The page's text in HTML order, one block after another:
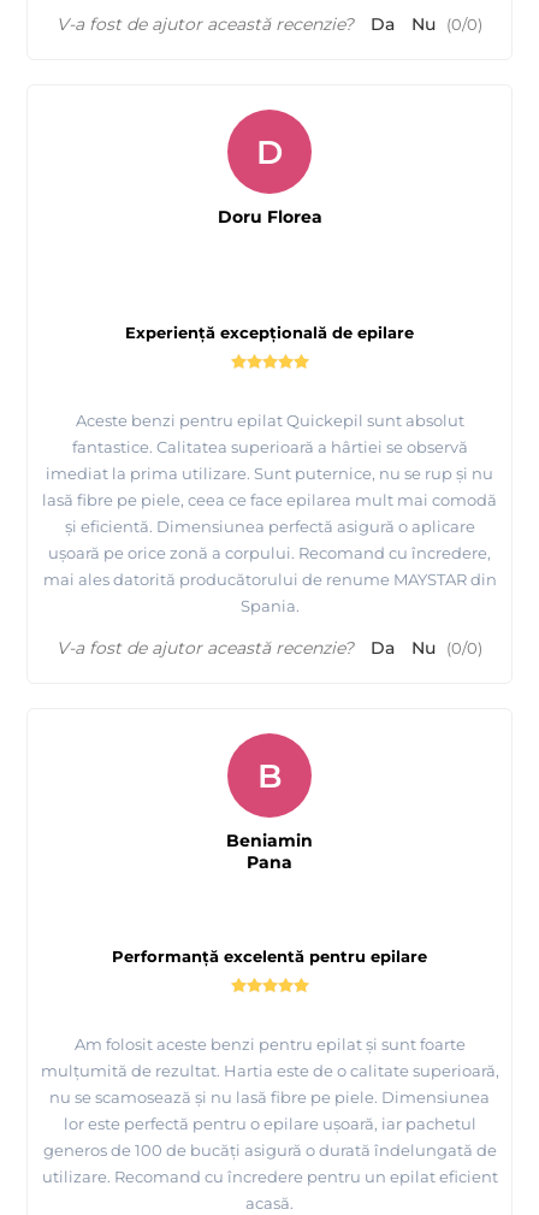
V-a fost de ajutor această recenzie? Da Nu (0/0)
Experiență excepțională de epilare
Aceste benzi pentru epilat Quickepil sunt absolut
fantastice. Calitatea superioară a hârtiei se observă
imediat la prima utilizare. Sunt puternice, nu se rup și nu
lasă fibre pe piele, ceea ce face epilarea mult mai comodă
și eficientă. Dimensiunea perfectă asigură o aplicare
ușoară pe orice zonă a corpului. Recomand cu încredere,
mai ales datorită producătorului de renume MAYSTAR din
Spania.
D
Doru Florea
V-a fost de ajutor această recenzie? Da Nu (0/0)
Performanță excelentă pentru epilare
Am folosit aceste benzi pentru epilat și sunt foarte
mulțumită de rezultat. Hartia este de o calitate superioară,
nu se scamosează și nu lasă fibre pe piele. Dimensiunea
lor este perfectă pentru o epilare ușoară, iar pachetul
generos de 100 de bucăți asigură o durată îndelungată de
utilizare. Recomand cu încredere pentru un epilat eficient
acasă.
B
Beniamin
Pana